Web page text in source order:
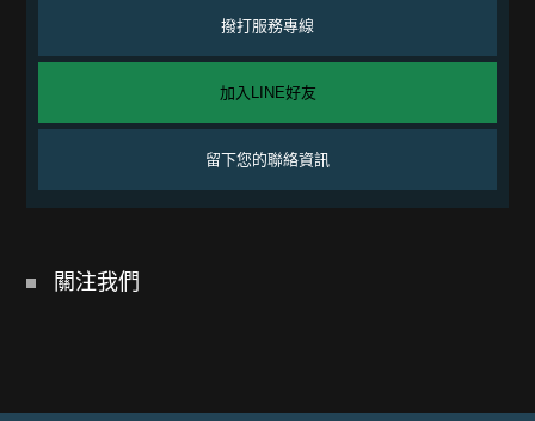
撥打服務專線
加入LINE好友
留下您的聯絡資訊
關注我們